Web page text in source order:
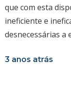
que com esta
ineficiente e
desnecessárias a
3 anos atrás